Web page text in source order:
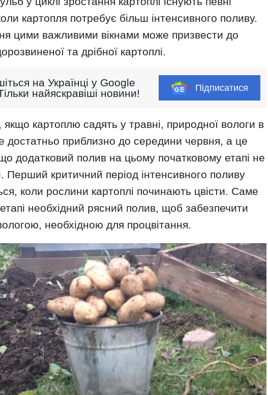
картопля потребує більш інтенсивного поливу.
цими важливими вікнами може призвести до
та дрібної картоплі.
на Українці у Google
найяскравіші новини!
Підписатися
якщо картоплю садять у травні, природної вологи в
достатньо приблизно до середини червня, а це
додатковий полив на цьому початковому етапі не
Перший критичний період інтенсивного поливу
коли рослини картоплі починають цвісти. Саме
необхідний рясний полив, щоб забезпечити
необхідною для процвітання.